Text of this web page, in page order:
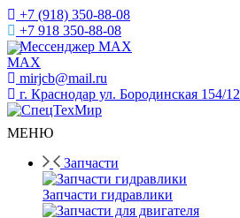
+7 (918) 350-88-08
+7 918 350-88-08
Мессенджер MAX
mirjcb@mail.ru
г. Краснодар ул. Бородинская 154/12
МЕНЮ
Запчасти
Запчасти гидравлики